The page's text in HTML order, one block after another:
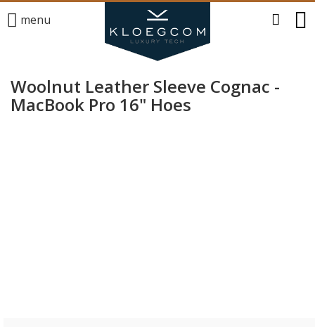
menu
Woolnut Leather Sleeve Cognac -
MacBook Pro 16" Hoes